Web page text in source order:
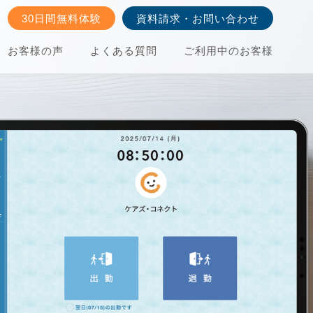
お客様の声 よくある質問 ご利用中のお客様
30日間無料体験 資料請求・お問い合わせ